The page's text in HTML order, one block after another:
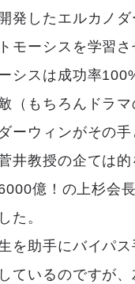
発したエルカノ
モーシスを学習
シスは成功率
（もちろんドラ
ーウィンがその
井教授の企ては的
億！の上杉会
た。
を助手にバイパ
ているのですが